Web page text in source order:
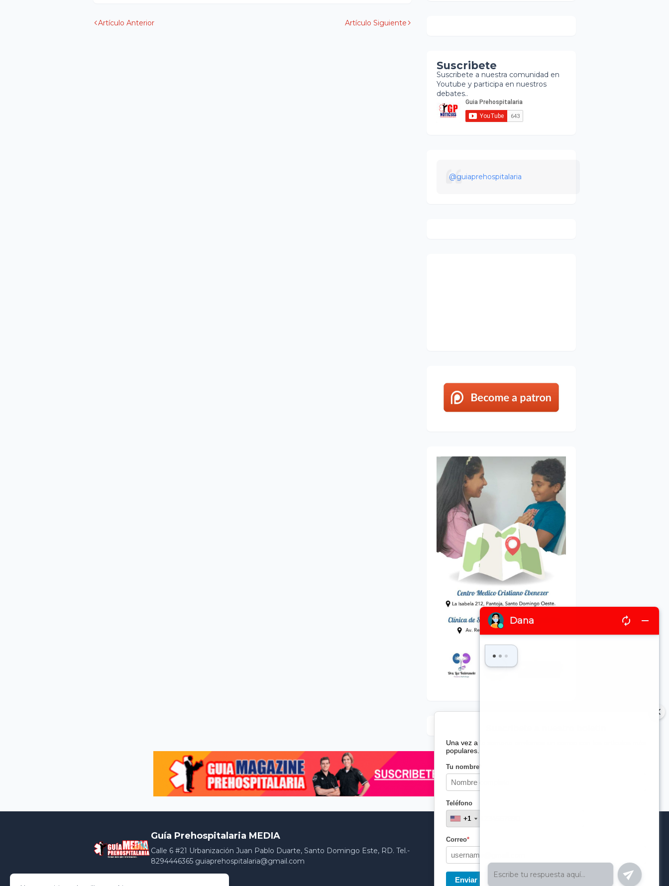
Artículo Anterior Artículo Siguiente
Suscribete
Suscribete a nuestra comunidad en
Youtube y participa en nuestros
debates..
@guiaprehospitalaria
Una vez a la semana enviamos un correo con los artículos más
populares.
Tu nombre*
Teléfono
+1
+1
Correo*
Enviar
Guía Prehospitalaria MEDIA
Calle 6 #21 Urbanización Juan Pablo Duarte, Santo Domingo Este, RD. Tel.-
8294446365 guiaprehospitalaria@gmail.com